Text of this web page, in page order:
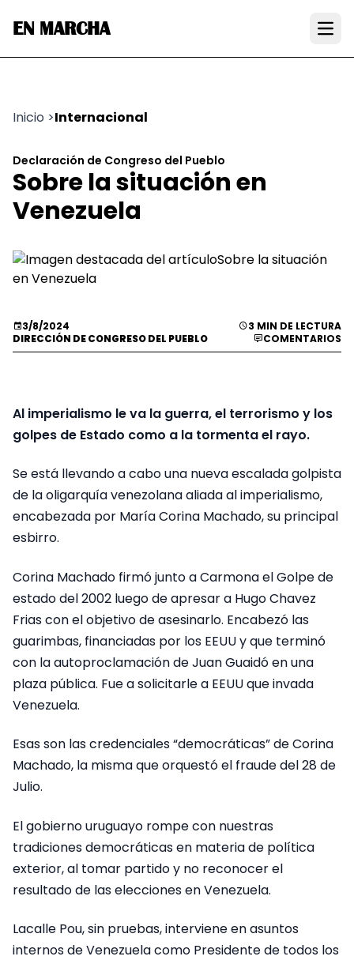
EN MARCHA
Inicio >Internacional
Declaración de Congreso del Pueblo
Sobre la situación en
Venezuela
3/8/2024
3 MIN DE LECTURA
DIRECCIÓN DE CONGRESO DEL PUEBLO
COMENTARIOS
Al imperialismo le va la guerra, el terrorismo y los
golpes de Estado como a la tormenta el rayo.
Se está llevando a cabo una nueva escalada golpista
de la oligarquía venezolana aliada al imperialismo,
encabezada por María Corina Machado, su principal
esbirro.
Corina Machado firmó junto a Carmona el Golpe de
estado del 2002 luego de apresar a Hugo Chavez
Frias con el objetivo de asesinarlo. Encabezó las
guarimbas, financiadas por los EEUU y que terminó
con la autoproclamación de Juan Guaidó en una
plaza pública. Fue a solicitarle a EEUU que invada
Venezuela.
Esas son las credenciales “democráticas” de Corina
Machado, la misma que orquestó el fraude del 28 de
Julio.
El gobierno uruguayo rompe con nuestras
tradiciones democráticas en materia de política
exterior, al tomar partido y no reconocer el
resultado de las elecciones en Venezuela.
Lacalle Pou, sin pruebas, interviene en asuntos
internos de Venezuela como Presidente de todos los